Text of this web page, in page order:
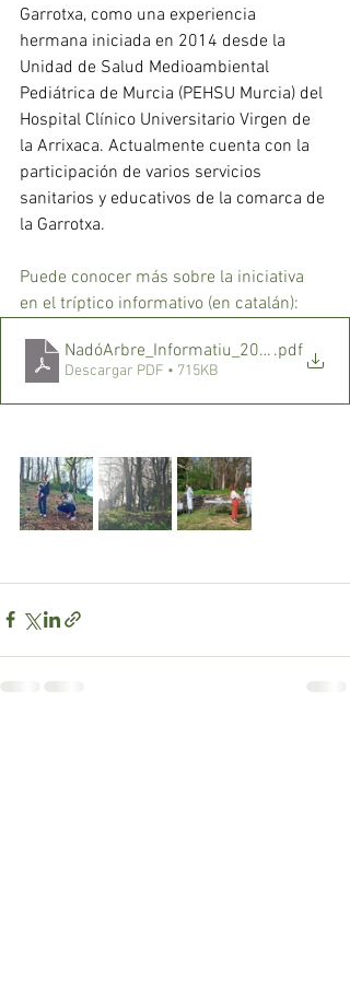
Garrotxa, como una experiencia
hermana iniciada en 2014 desde la
Unidad de Salud Medioambiental
Pediátrica de Murcia (PEHSU Murcia) del
Hospital Clínico Universitario Virgen de
la Arrixaca. Actualmente cuenta con la
participación de varios servicios
sanitarios y educativos de la comarca de
la Garrotxa.
Puede conocer más sobre la iniciativa
en el tríptico informativo (en catalán):
NadóArbre_Informatiu_2023.pdf
Descargar PDF • 715KB